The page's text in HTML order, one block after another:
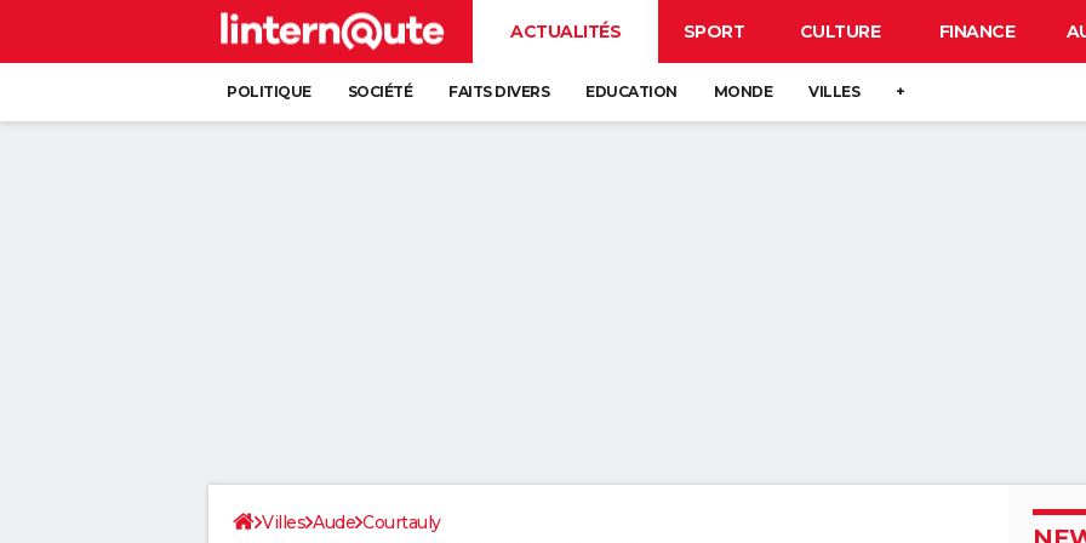
ACTUALITÉS SPORT CULTURE FINANCE
POLITIQUE SOCIÉTÉ FAITS DIVERS EDUCATION MONDE VILLES +
Villes Aude Courtauly